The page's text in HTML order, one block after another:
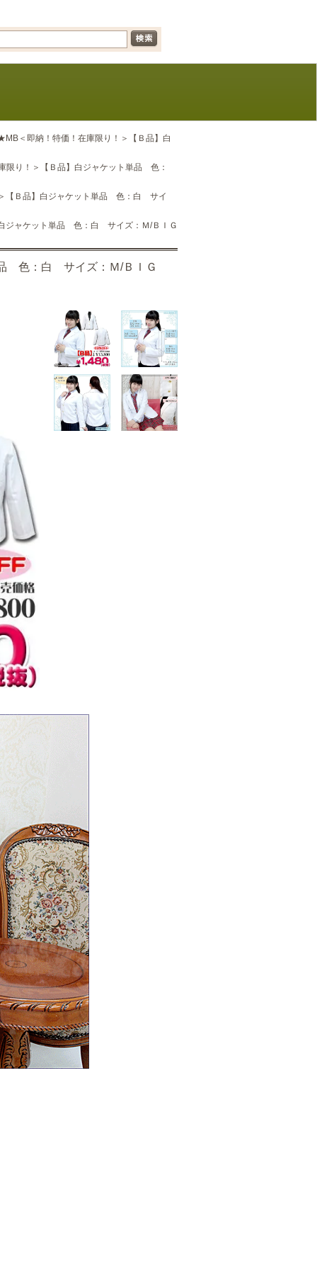
＜即納！特価！在庫限り！＞【Ｂ品】白
限り！＞【Ｂ品】白ジャケット単品 色：
【Ｂ品】白ジャケット単品 色：白 サイ
ジャケット単品 色：白 サイズ：Ｍ/ＢＩＧ
色：白 サイズ：Ｍ/ＢＩＧ